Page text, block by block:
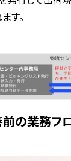
す。
の業務フ